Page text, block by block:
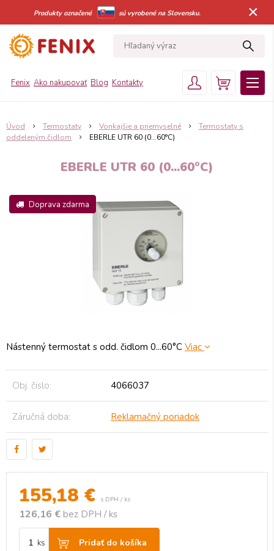
Produkty označené sú vyrobené na Slovensku. ×
Fenix Ako nakupovať Blog Kontakty
Úvod Termostaty Vonkajšie a priemyselné
Termostaty s
oddeleným čidlom
EBERLE UTR 60 (0...60°C)
EBERLE UTR 60 (0...60°C)
Doprava zdarma
155,18 € s DPH / ks
126,16 € bez DPH / ks
ks Pridať do košíka
Nástenný termostat s odd. čidlom 0...60°C Viac
Obj. čislo: 4066037
Záručná doba: Reklamačný poriadok